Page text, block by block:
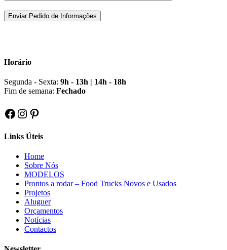
Horário
Segunda - Sexta: 9h - 13h | 14h - 18h
Fim de semana: Fechado
Facebook
Instagram
Pinterest
Links Úteis
Home
Sobre Nós
MODELOS
Prontos a rodar – Food Trucks Novos e Usados
Projetos
Aluguer
Orçamentos
Notícias
Contactos